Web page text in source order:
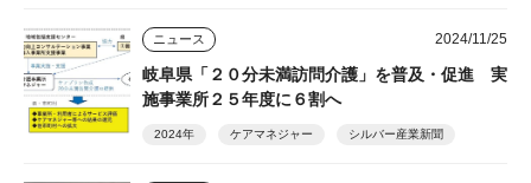
ニュース 2024/11/25
岐阜県「２０分未満訪問介護」を普及・促進 実
施事業所２５年度に６割へ
2024年 ケアマネジャー シルバー産業新聞